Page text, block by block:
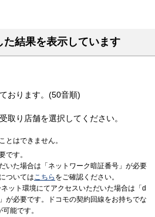
た結果を表示しています
おります。(50音順)
取り店舗を選択してください。
とはできません。
です。
いた場合は「ネットワーク暗証番号」が必要
ついてはこちら をご確認ください。
ット環境にてアクセスいただいた場合は「d
が必要です。ドコモの契約回線をお持ちでな
能です。